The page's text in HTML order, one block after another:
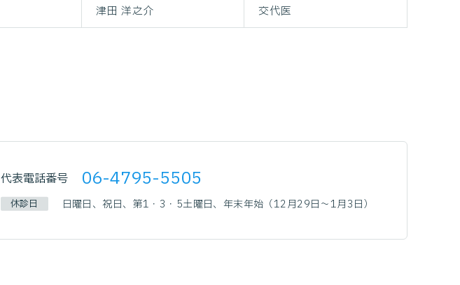
津田 洋之介 交代医
代表電話番号 06-4795-5505
休診日 日曜日、祝日、第1・3・5土曜日、年末年始（12月29日～1月3日）